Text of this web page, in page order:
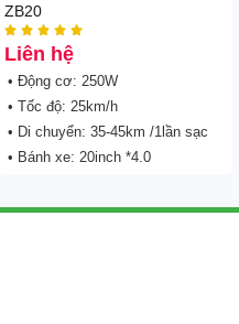
ZB20
    
Liên hệ
• Động cơ: 250W
• Tốc độ: 25km/h
• Di chuyển: 35-45km /1lần sạc
• Bánh xe: 20inch *4.0